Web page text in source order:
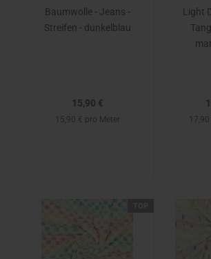
Baumwolle - Jeans -
Streifen - dunkelblau
15,90 €
15,90 € pro Meter
Light